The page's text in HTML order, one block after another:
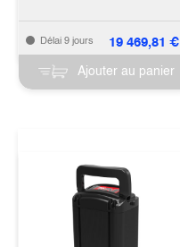
Délai 9 jours 19 469,81 €
Ajouter au panier